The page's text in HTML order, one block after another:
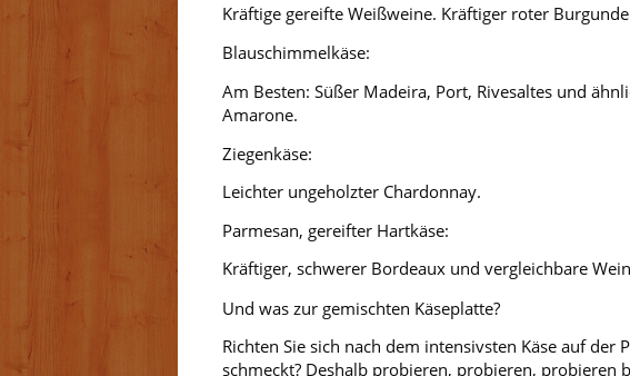
Kräftige gereifte Weißweine. Kräftiger roter
Blauschimmelkäse:
Am Besten: Süßer Madeira, Port, Rivesaltes und
Amarone.
Ziegenkäse:
Leichter ungeholzter Chardonnay.
Parmesan, gereifter Hartkäse:
Kräftiger, schwerer Bordeaux und vergleichbare
Und was zur gemischten Käseplatte?
Richten Sie sich nach dem intensivsten Käse auf
schmeckt? Deshalb probieren, probieren, probieren